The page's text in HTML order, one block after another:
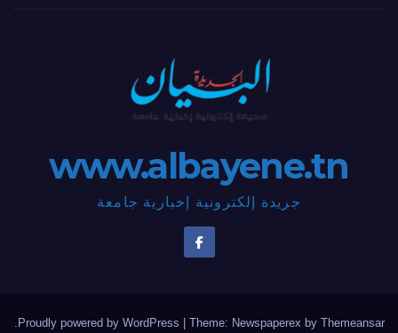
www.albayene.tn
جريدة إلكترونية إخبارية جامعة
Proudly powered by WordPress Theme: Newspaperex by Themeansar
.